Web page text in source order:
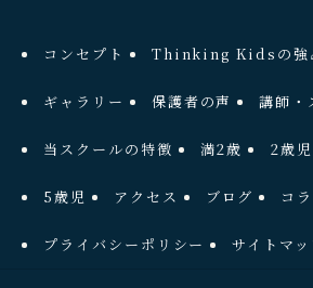
コンセプト Thinking Kidsの強
ギャラリー 保護者の声 講師・
当スクールの特徴 満2歳 2歳児
5歳児 アクセス ブログ コ
プライバシーポリシー サイトマッ